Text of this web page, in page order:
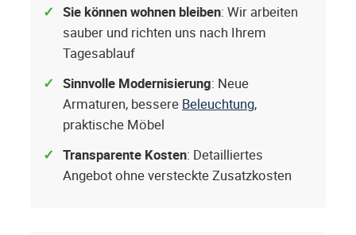
Sie können wohnen bleiben: Wir arbeiten
sauber und richten uns nach Ihrem
Tagesablauf
Sinnvolle Modernisierung: Neue
Armaturen, bessere Beleuchtung,
praktische Möbel
Transparente Kosten: Detailliertes
Angebot ohne versteckte Zusatzkosten